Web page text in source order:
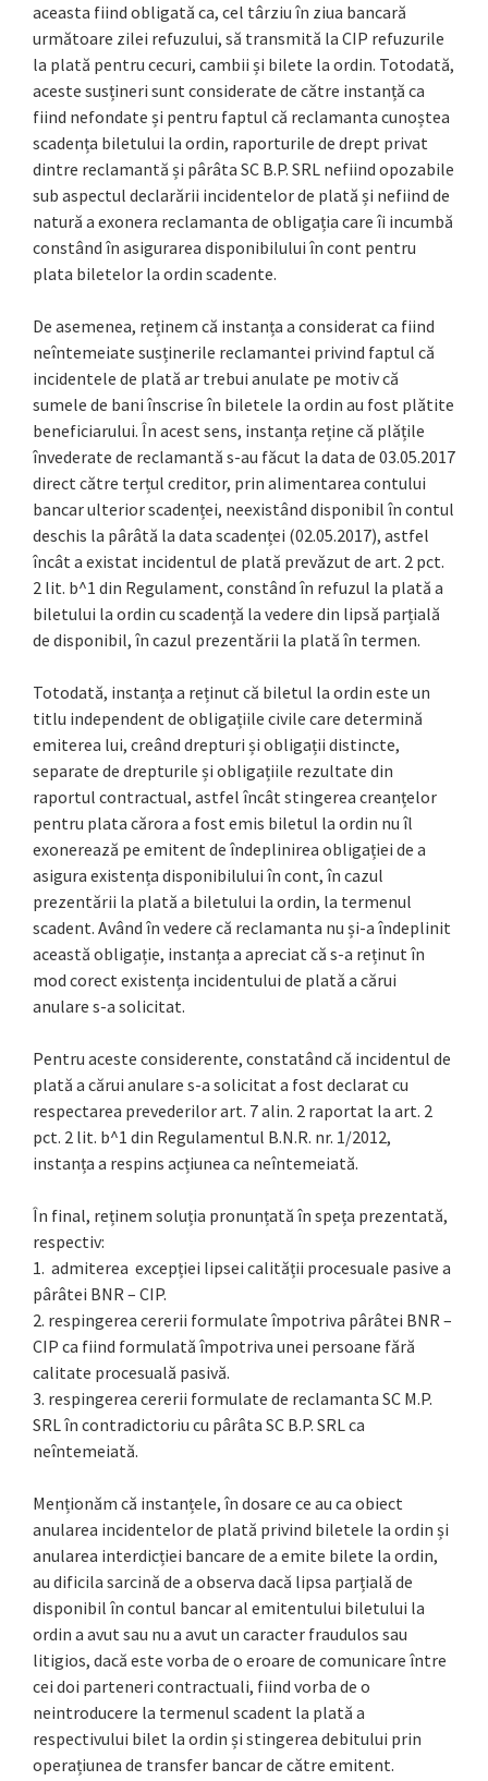
aceasta fiind obligată ca, cel târziu în ziua bancară
următoare zilei refuzului, să transmită la CIP refuzurile
la plată pentru cecuri, cambii și bilete la ordin. Totodată,
aceste susțineri sunt considerate de către instanță ca
fiind nefondate și pentru faptul că reclamanta cunoștea
scadența biletului la ordin, raporturile de drept privat
dintre reclamantă și pârâta SC B.P. SRL nefiind opozabile
sub aspectul declarării incidentelor de plată și nefiind de
natură a exonera reclamanta de obligația care îi incumbă
constând în asigurarea disponibilului în cont pentru
plata biletelor la ordin scadente.
De asemenea, reținem că instanța a considerat ca fiind
neîntemeiate susținerile reclamantei privind faptul că
incidentele de plată ar trebui anulate pe motiv că
sumele de bani înscrise în biletele la ordin au fost plătite
beneficiarului. În acest sens, instanța reține că plățile
învederate de reclamantă s-au făcut la data de 03.05.2017
direct către terțul creditor, prin alimentarea contului
bancar ulterior scadenței, neexistând disponibil în contul
deschis la pârâtă la data scadenței (02.05.2017), astfel
încât a existat incidentul de plată prevăzut de art. 2 pct.
2 lit. b^1 din Regulament, constând în refuzul la plată a
biletului la ordin cu scadență la vedere din lipsă parțială
de disponibil, în cazul prezentării la plată în termen.
Totodată, instanța a reținut că biletul la ordin este un
titlu independent de obligațiile civile care determină
emiterea lui, creând drepturi și obligații distincte,
separate de drepturile și obligațiile rezultate din
raportul contractual, astfel încât stingerea creanțelor
pentru plata cărora a fost emis biletul la ordin nu îl
exonerează pe emitent de îndeplinirea obligației de a
asigura existența disponibilului în cont, în cazul
prezentării la plată a biletului la ordin, la termenul
scadent. Având în vedere că reclamanta nu și-a îndeplinit
această obligație, instanța a apreciat că s-a reținut în
mod corect existența incidentului de plată a cărui
anulare s-a solicitat.
Pentru aceste considerente, constatând că incidentul de
plată a cărui anulare s-a solicitat a fost declarat cu
respectarea prevederilor art. 7 alin. 2 raportat la art. 2
pct. 2 lit. b^1 din Regulamentul B.N.R. nr. 1/2012,
instanța a respins acțiunea ca neîntemeiată.
În final, reținem soluția pronunțată în speța prezentată,
respectiv:
1. admiterea excepției lipsei calității procesuale pasive a
pârâtei BNR – CIP.
2. respingerea cererii formulate împotriva pârâtei BNR –
CIP ca fiind formulată împotriva unei persoane fără
calitate procesuală pasivă.
3. respingerea cererii formulate de reclamanta SC M.P.
SRL în contradictoriu cu pârâta SC B.P. SRL ca
neîntemeiată.
Menționăm că instanțele, în dosare ce au ca obiect
anularea incidentelor de plată privind biletele la ordin și
anularea interdicției bancare de a emite bilete la ordin,
au dificila sarcină de a observa dacă lipsa parțială de
disponibil în contul bancar al emitentului biletului la
ordin a avut sau nu a avut un caracter fraudulos sau
litigios, dacă este vorba de o eroare de comunicare între
cei doi parteneri contractuali, fiind vorba de o
neintroducere la termenul scadent la plată a
respectivului bilet la ordin și stingerea debitului prin
operațiunea de transfer bancar de către emitent.